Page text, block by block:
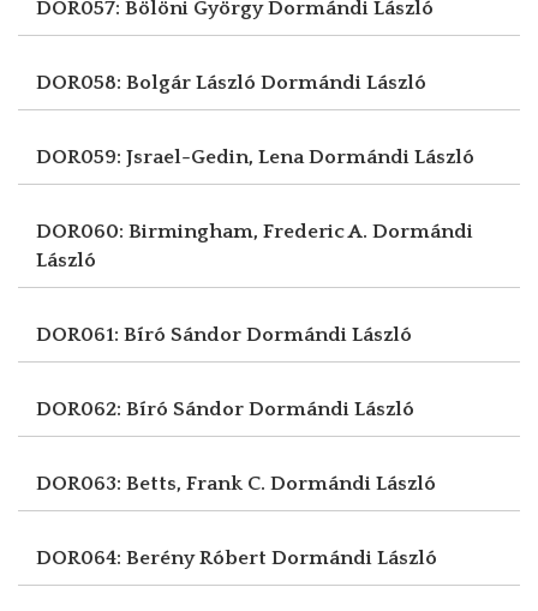
DOR057: Bölöni GyörgyDormándi László
DOR058: Bolgár László Dormándi László
DOR059: Jsrael-Gedin, LenaDormándi László
DOR060: Birmingham, Frederic A. Dormándi
László
DOR061: Bíró Sándor Dormándi László
DOR062: Bíró Sándor Dormándi László
DOR063: Betts, Frank C. Dormándi László
DOR064: Berény Róbert Dormándi László